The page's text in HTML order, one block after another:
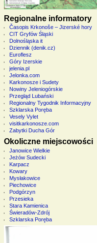
Regionalne informatory
Časopis Krkonoše – Jizerské hory
CIT Gryfów Śląski
Dolnośląska it
Dziennik (denik.cz)
Euroflesz
Góry Izerskie
jelenia.pl
Jelonka.com
Karkonosze i Sudety
Nowiny Jeleniogórskie
Przegląd Lubański
Regionalny Tygodnik Informacyjny
Szklarska Poręba
Vesely Vylet
visitkarkonosze.com
Zabytki Ducha Gór
Okoliczne miejscowości
Janowice Wielkie
Jeżów Sudecki
Karpacz
Kowary
Mysłakowice
Piechowice
Podgórzyn
Przesieka
Stara Kamienica
Świeradów-Zdrój
Szklarska Poręba